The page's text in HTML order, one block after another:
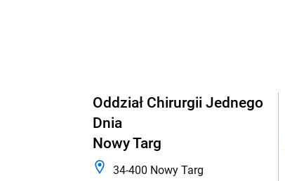
Oddział Chirurgii Jednego
Dnia
Nowy Targ
34-400 Nowy Targ